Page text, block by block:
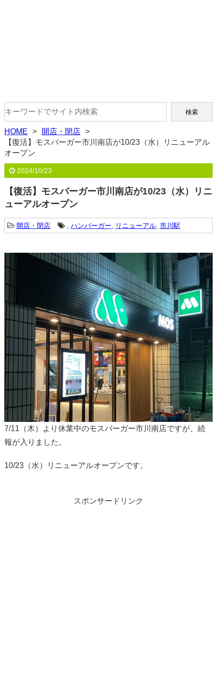
HOME
開店・閉店
【復活】モスバーガー市川南店が10/23（水）リニューアル
オープン
2024/10/23
【復活】モスバーガー市川南店が10/23（水）リニ
ューアルオープン
開店・閉店 , ハンバーガー リニューアル, 市川駅
7/11（木）より休業中のモスバーガー市川南店ですが、続
報が入りました。
10/23（水）リニューアルオープンです。
スポンサードリンク